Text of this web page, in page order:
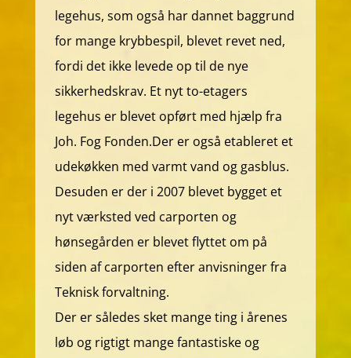
legehus, som også har dannet baggrund
for mange krybbespil, blevet revet ned,
fordi det ikke levede op til de nye
sikkerhedskrav. Et nyt to-etagers
legehus er blevet opført med hjælp fra
Joh. Fog Fonden.Der er også etableret et
udekøkken med varmt vand og gasblus.
Desuden er der i 2007 blevet bygget et
nyt værksted ved carporten og
hønsegården er blevet flyttet om på
siden af carporten efter anvisninger fra
Teknisk forvaltning.
Der er således sket mange ting i årenes
løb og rigtigt mange fantastiske og